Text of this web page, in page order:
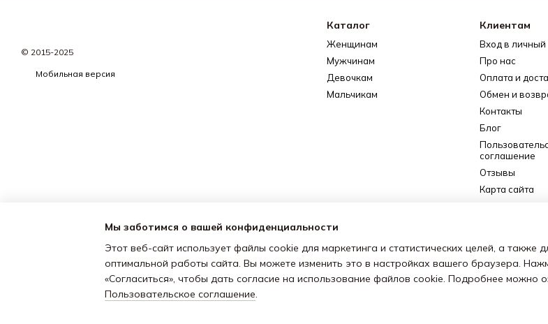
© 2015-2025
Мобильная версия
Каталог
Женщинам
Мужчинам
Девочкам
Мальчикам
Клиентам
Вход в личный
Про нас
Оплата и
Обмен и
Контакты
Блог
соглашение
Отзывы
Карта сайта
Мы в соцсетях
Мы заботимся о вашей конфиденциальности
Этот веб-сайт использует файлы cookie для маркетинга и статистических целей, а также
оптимальной работы сайта. Вы можете изменить это в настройках вашего браузера.
«Согласиться», чтобы дать согласие на использование файлов cookie. Подробнее можно
Пользовательское соглашение.